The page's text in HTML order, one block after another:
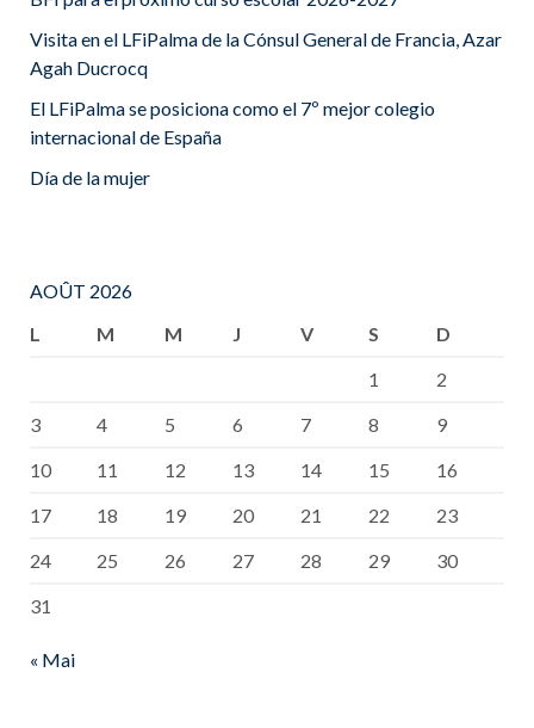
Visita en el LFiPalma de la Cónsul General de Francia, Azar
Agah Ducrocq
El LFiPalma se posiciona como el 7º mejor colegio
internacional de España
Día de la mujer
AOÛT 2026
L
M M J V S
D
1
2
3
4 5 6 7 8
9
10
11 12 13 14 15
16
17
18 19 20 21 22
23
24
25 26 27 28 29
30
31
« Mai